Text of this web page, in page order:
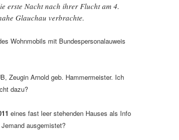
erste Nacht nach ihrer Flucht am 4.
Glauchau verbrachte.
Wohnmobils mit Bundespersonalauweis
Zeugin Arnold geb. Hammermeister. Ich
dazu?
eines fast leer stehenden Hauses als Info
ausgemistet?